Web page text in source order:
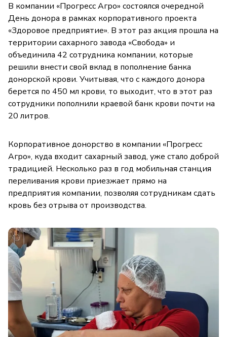
В компании «Прогресс Агро» состоялся очередной
День донора в рамках корпоративного проекта
«Здоровое предприятие». В этот раз акция прошла на
территории сахарного завода «Свобода» и
объединила 42 сотрудника компании, которые
решили внести свой вклад в пополнение банка
донорской крови. Учитывая, что с каждого донора
берется по 450 мл крови, то выходит, что в этот раз
сотрудники пополнили краевой банк крови почти на
20 литров.
Корпоративное донорство в компании «Прогресс
Агро», куда входит сахарный завод, уже стало доброй
традицией. Несколько раз в год мобильная станция
переливания крови приезжает прямо на
предприятия компании, позволяя сотрудникам сдать
кровь без отрыва от производства.